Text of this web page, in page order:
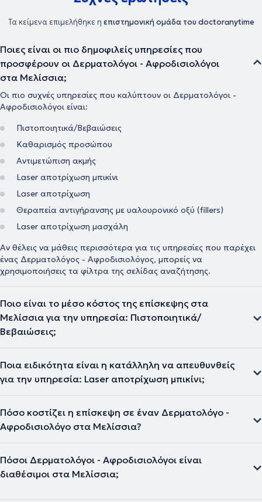
Τα κείμενα επιμελήθηκε η επιστημονική ομάδα του doctoranytime
Ποιες είναι οι πιο δημοφιλείς υπηρεσίες που
προσφέρουν οι Δερματολόγοι - Αφροδισιολόγοι
στα Μελίσσια;
Οι πιο συχνές υπηρεσίες που καλύπτουν οι Δερματολόγοι -
Αφροδισιολόγοι είναι:
Πιστοποιητικά/Βεβαιώσεις
Καθαρισμός προσώπου
Αντιμετώπιση ακμής
Laser αποτρίχωση μπικίνι
Laser αποτρίχωση
Θεραπεία αντιγήρανσης με υαλουρονικό οξύ (fillers)
Laser αποτρίχωση μασχάλη
Αν θέλεις να μάθεις περισσότερα για τις υπηρεσίες που παρέχει
ένας Δερματολόγος - Αφροδισιολόγος, μπορείς να
χρησιμοποιήσεις τα φίλτρα της σελίδας αναζήτησης.
Ποιο είναι το μέσο κόστος της επίσκεψης στα
Μελίσσια για την υπηρεσία: Πιστοποιητικά/
Βεβαιώσεις;
Ποια ειδικότητα είναι η κατάλληλη να απευθυνθείς
για την υπηρεσία: Laser αποτρίχωση μπικίνι;
Πόσο κοστίζει η επίσκεψη σε έναν Δερματολόγο -
Αφροδισιολόγο στα Μελίσσια?
Πόσοι Δερματολόγοι - Αφροδισιολόγοι είναι
διαθέσιμοι στα Μελίσσια;